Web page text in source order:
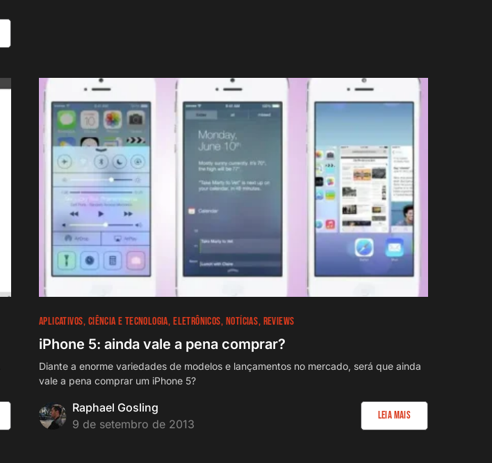
APLICATIVOS CIÊNCIA E TECNOLOGIA ELETRÔNICOS NOTÍCIAS REVIEWS
iPhone 5: ainda vale a pena comprar?
Diante a enorme variedades de modelos e lançamentos no mercado, será que ainda
vale a pena comprar um iPhone 5?
Raphael Gosling
9 de setembro de 2013
Leia Mais